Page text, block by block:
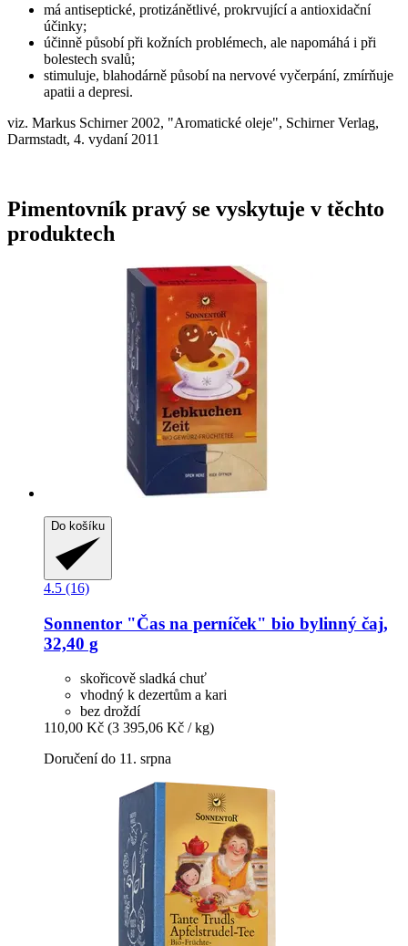
má antiseptické, protizánětlivé, prokrvující a antioxidační
účinky;
účinně působí při kožních problémech, ale napomáhá i při
bolestech svalů;
stimuluje, blahodárně působí na nervové vyčerpání, zmírňuje
apatii a depresi.
viz. Markus Schirner 2002, "Aromatické oleje", Schirner Verlag,
Darmstadt, 4. vydaní 2011
Pimentovník pravý se vyskytuje v těchto
produktech
Do košíku
4.5 (16)
Sonnentor "Čas na perníček" bio bylinný čaj,
32,40 g
skořicově sladká chuť
vhodný k dezertům a kari
bez droždí
110,00 Kč (3 395,06 Kč / kg)
Doručení do 11. srpna